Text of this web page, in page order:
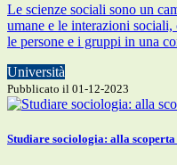
Le scienze sociali sono un
umane e le interazioni
le persone e i gruppi in una
Università
Pubblicato il 01-12-2023
Studiare sociologia: alla